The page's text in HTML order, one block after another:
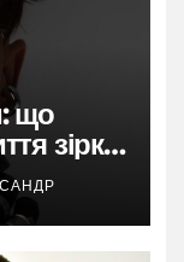
що
зірки